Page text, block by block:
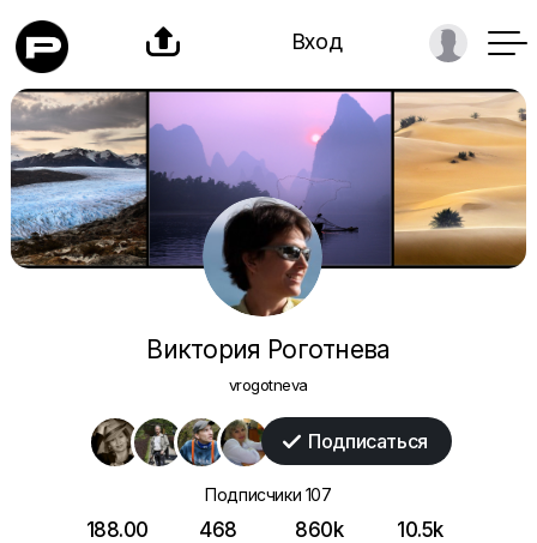
 Вход
Виктория Роготнева
vrogotneva
 Подписаться
Подписчики 107
188.00 468 860k 10.5k